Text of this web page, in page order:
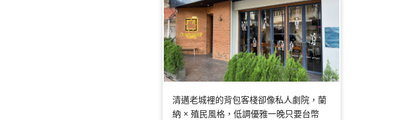
清邁老城裡的背包客棧卻像私人劇院，蘭
納 × 殖民風格，低調優雅一晚只要台幣